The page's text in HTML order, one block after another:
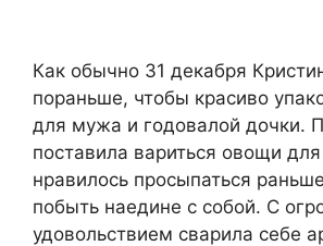
Как обычно 31 декабря
пораньше, чтобы красиво
для мужа и годовалой дочки.
поставила вариться овощи
нравилось просыпаться
побыть наедине с собой. С
удовольствием сварила себе